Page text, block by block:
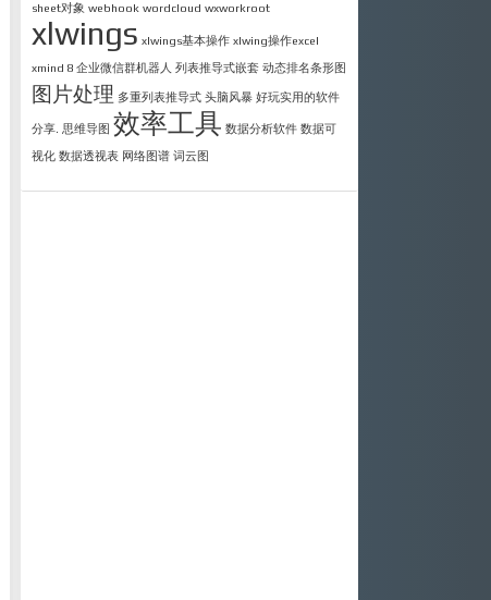
sheet对象 webhook wordcloud wxworkroot
xlwings xlwings基本操作 xlwing操作excel
xmind 8 企业微信群机器人 列表推导式嵌套 动态排名条形图
图片处理 多重列表推导式 头脑风暴 好玩实用的软件
分享. 思维导图 效率工具 数据分析软件 数据可
视化 数据透视表 网络图谱 词云图